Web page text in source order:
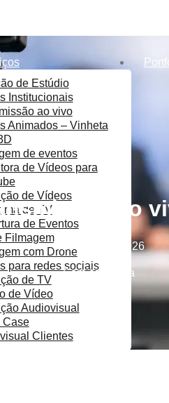
de Estúdio
Institucionais
ao vivo
Animados – Vinheta
de eventos
de Vídeos para
de Vídeos
de TV
de Eventos
Filmagem
com Drone
para redes sociais
de TV
de Vídeo
Audiovisual
Case
Clientes
ao
6 de julho de 2026
Sem categoria